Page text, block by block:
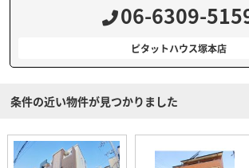
06-6309-
ピタットハウス塚本店
条件の近い物件が見つかりました